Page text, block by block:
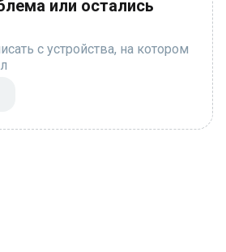
или остались
с устройства, на котором